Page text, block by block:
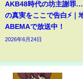
AKB48時代の坊主謝罪
の真実をここで告白⚡️｜
ABEMAで放送中！
2026年6月24日